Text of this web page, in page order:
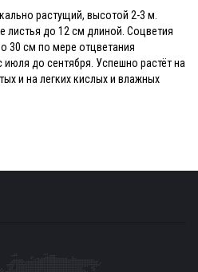
растущий, высотой 2-3 м.
листья до 12 см длиной. Соцветия
30 см по мере отцветания
июля до сентября. Успешно растёт на
и на легких кислых и влажных